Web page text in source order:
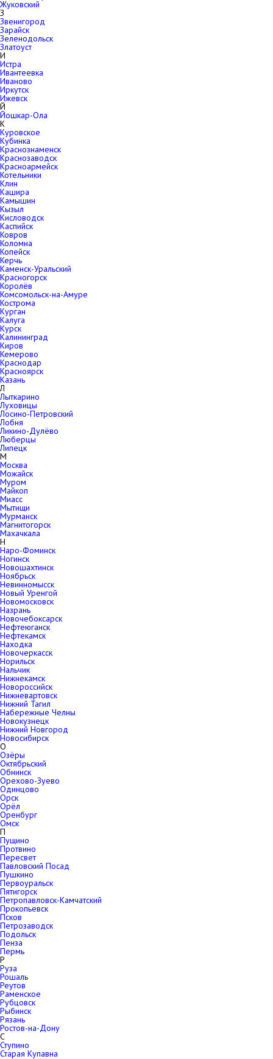
Жуковский
З
Звенигород
Зарайск
Зеленодольск
Златоуст
И
Истра
Ивантеевка
Иваново
Иркутск
Ижевск
Й
Йошкар-Ола
К
Куровское
Кубинка
Краснознаменск
Краснозаводск
Красноармейск
Котельники
Клин
Кашира
Камышин
Кызыл
Кисловодск
Каспийск
Ковров
Коломна
Копейск
Керчь
Каменск-Уральский
Красногорск
Королёв
Комсомольск-на-Амуре
Кострома
Курган
Калуга
Курск
Калининград
Киров
Кемерово
Краснодар
Красноярск
Казань
Л
Лыткарино
Луховицы
Лосино-Петровский
Лобня
Ликино-Дулёво
Люберцы
Липецк
М
Москва
Можайск
Муром
Майкоп
Миасс
Мытищи
Мурманск
Магнитогорск
Махачкала
Н
Наро-Фоминск
Ногинск
Новошахтинск
Ноябрьск
Невинномысск
Новый Уренгой
Новомосковск
Назрань
Новочебоксарск
Нефтеюганск
Нефтекамск
Находка
Новочеркасск
Норильск
Нальчик
Нижнекамск
Новороссийск
Нижневартовск
Нижний Тагил
Набережные Челны
Новокузнецк
Нижний Новгород
Новосибирск
О
Озёры
Октябрьский
Обнинск
Орехово-Зуево
Одинцово
Орск
Орёл
Оренбург
Омск
П
Пущино
Протвино
Пересвет
Павловский Посад
Пушкино
Первоуральск
Пятигорск
Петропавловск-Камчатский
Прокопьевск
Псков
Петрозаводск
Подольск
Пенза
Пермь
Р
Руза
Рошаль
Реутов
Раменское
Рубцовск
Рыбинск
Рязань
Ростов-на-Дону
С
Ступино
Старая Купавна